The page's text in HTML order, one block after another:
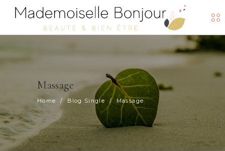
Massage
Home / Blog Single / Massage